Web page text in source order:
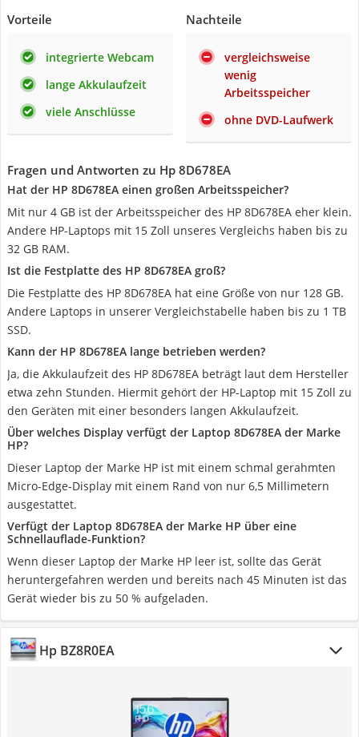
Vorteile
integrierte Webcam
lange Akkulaufzeit
viele Anschlüsse
Nachteile
vergleichsweise
wenig
Arbeitsspeicher
ohne DVD-Laufwerk
Fragen und Antworten zu Hp 8D678EA
Hat der HP 8D678EA einen großen Arbeitsspeicher?
Mit nur 4 GB ist der Arbeitsspeicher des HP 8D678EA eher klein.
Andere HP-Laptops mit 15 Zoll unseres Vergleichs haben bis zu
32 GB RAM.
Ist die Festplatte des HP 8D678EA groß?
Die Festplatte des HP 8D678EA hat eine Größe von nur 128 GB.
Andere Laptops in unserer Vergleichstabelle haben bis zu 1 TB
SSD.
Kann der HP 8D678EA lange betrieben werden?
Ja, die Akkulaufzeit des HP 8D678EA beträgt laut dem Hersteller
etwa zehn Stunden. Hiermit gehört der HP-Laptop mit 15 Zoll zu
den Geräten mit einer besonders langen Akkulaufzeit.
Über welches Display verfügt der Laptop 8D678EA der Marke
HP?
Dieser Laptop der Marke HP ist mit einem schmal gerahmten
Micro-Edge-Display mit einem Rand von nur 6,5 Millimetern
ausgestattet.
Verfügt der Laptop 8D678EA der Marke HP über eine
Schnellauflade-Funktion?
Wenn dieser Laptop der Marke HP leer ist, sollte das Gerät
heruntergefahren werden und bereits nach 45 Minuten ist das
Gerät wieder bis zu 50 % aufgeladen.
Hp BZ8R0EA